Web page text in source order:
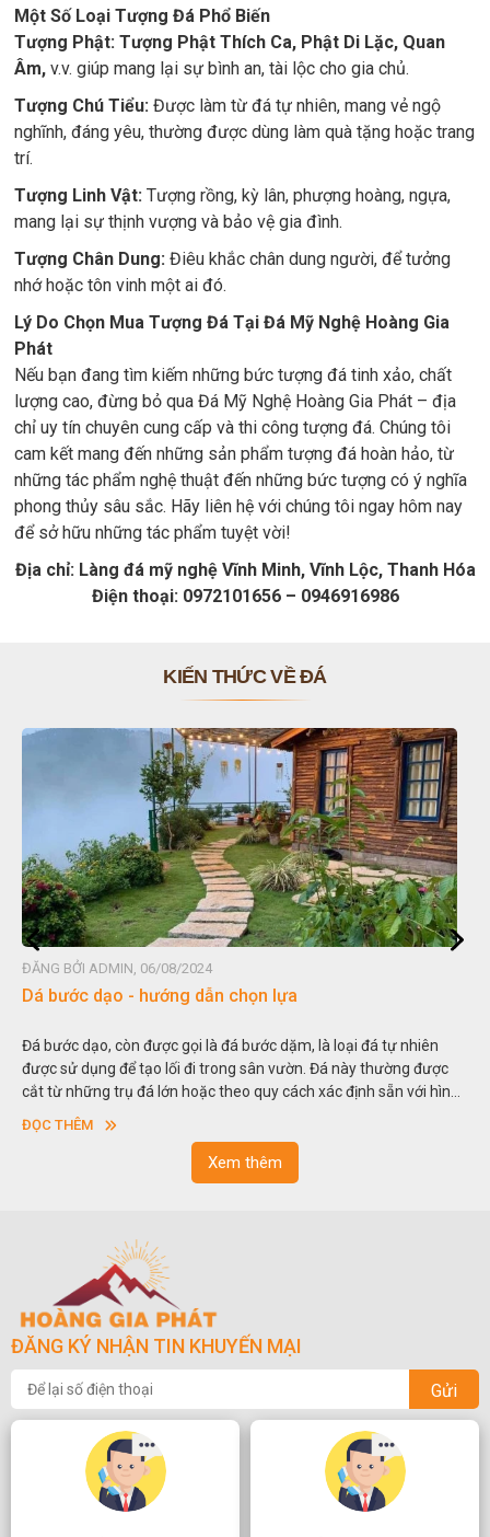
Một Số Loại Tượng Đá Phổ Biến
Tượng Phật: Tượng Phật Thích Ca, Phật Di Lặc, Quan
Âm, v.v. giúp mang lại sự bình an, tài lộc cho gia chủ.
Tượng Chú Tiểu: Được làm từ đá tự nhiên, mang vẻ ngộ
nghĩnh, đáng yêu, thường được dùng làm quà tặng hoặc trang
trí.
Tượng Linh Vật: Tượng rồng, kỳ lân, phượng hoàng, ngựa,
mang lại sự thịnh vượng và bảo vệ gia đình.
Tượng Chân Dung: Điêu khắc chân dung người, để tưởng
nhớ hoặc tôn vinh một ai đó.
Lý Do Chọn Mua Tượng Đá Tại Đá Mỹ Nghệ Hoàng Gia
Phát
Nếu bạn đang tìm kiếm những bức tượng đá tinh xảo, chất
lượng cao, đừng bỏ qua Đá Mỹ Nghệ Hoàng Gia Phát – địa
chỉ uy tín chuyên cung cấp và thi công tượng đá. Chúng tôi
cam kết mang đến những sản phẩm tượng đá hoàn hảo, từ
những tác phẩm nghệ thuật đến những bức tượng có ý nghĩa
phong thủy sâu sắc. Hãy liên hệ với chúng tôi ngay hôm nay
để sở hữu những tác phẩm tuyệt vời!
Địa chỉ: Làng đá mỹ nghệ Vĩnh Minh, Vĩnh Lộc, Thanh Hóa
Điện thoại: 0972101656 – 0946916986
KIẾN THỨC VỀ ĐÁ
ĐĂNG BỞI ADMIN, 06/08/2024
Dá bước dạo - hướng dẫn chọn lựa
Đá bước dạo, còn được gọi là đá bước dặm, là loại đá tự nhiên
được sử dụng để tạo lối đi trong sân vườn. Đá này thường được
cắt từ những trụ đá lớn hoặc theo quy cách xác định sẵn với hình
vuông hoặc hình chữ nhật và có độ dày khác nhau.
ĐỌC THÊM
Xem thêm
ĐĂNG KÝ NHẬN TIN KHUYẾN MẠI
Gửi